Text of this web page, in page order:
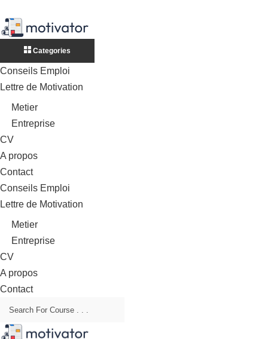
Categories
Conseils Emploi
Lettre de Motivation
Metier
Entreprise
CV
A propos
Contact
Conseils Emploi
Lettre de Motivation
Metier
Entreprise
CV
A propos
Contact